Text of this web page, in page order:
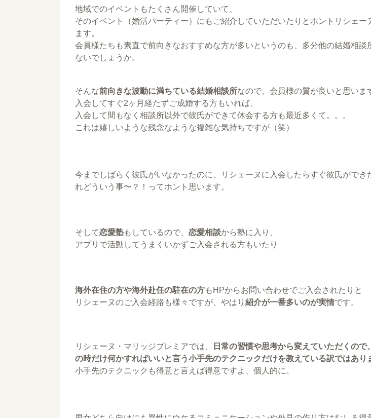
地域でのイベントもたくさん開催していて、
そのイベント（婚活パーティー）にもご紹介していただいたりとホントリシェー
ます。
会員様たちも素直で前向きなおすすめな方が多いというのも、多分他の結婚相談
ないでしょうか。
そんな前向きな波動に満ちている結婚相談所なので、会員様の質が良いと思いま
入会してすぐ2ヶ月経たずご成婚する方もいれば、
入会して間もなく相談所以外で彼氏ができて休会する方も最近多くて。。。
これは嬉しいような残念なような複雑な気持ちですが（笑）
今までしばらく彼氏がいなかったのに、リシェーヌに入会したらすぐ彼氏ができ
れどういう事〜？！ってホント思います。
そして恋愛塾もしているので、 恋愛相談から塾に入り、
アプリで活動してうまくいかずご入会される方もいたり
海外在住の方や海外赴任の駐在の方もHPからお問い合わせでご入会されたりと
リシェーヌのご入会経路も様々ですが、やはり 紹介が一番多いのが実情です。
リシェーヌ・マリッジプレミアでは、
日常の習慣や思考から変えていただくので
の時だけ何かすればいいと言う小手先のテクニックだけを教えている訳ではあり
小手先のテクニックも得意と言えば得意ですよ、個人的に。